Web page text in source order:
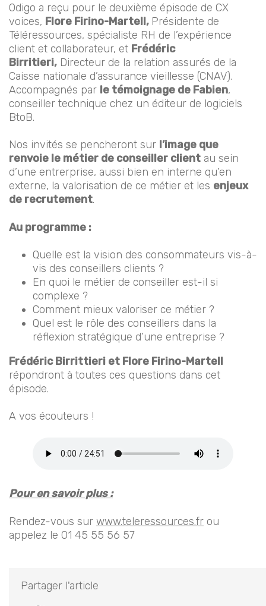
Odigo a reçu pour le deuxième épisode de CX
voices, Flore Firino-Martell, Présidente de
Téléressources, spécialiste RH de l’expérience
client et collaborateur, et Frédéric
Birritieri, Directeur de la relation assurés de la
Caisse nationale d’assurance vieillesse (CNAV).
Accompagnés par le témoignage de Fabien,
conseiller technique chez un éditeur de logiciels
BtoB.
Nos invités se pencheront sur l’image que
renvoie le métier de conseiller client au sein
d’une entrerprise, aussi bien en interne qu’en
externe, la valorisation de ce métier et les enjeux
de recrutement.
Au programme :
Quelle est la vision des consommateurs vis-à-
vis des conseillers clients ?
En quoi le métier de conseiller est-il si
complexe ?
Comment mieux valoriser ce métier ?
Quel est le rôle des conseillers dans la
réflexion stratégique d’une entreprise ?
Frédéric Birrittieri et Flore Firino-Martell
répondront à toutes ces questions dans cet
épisode.
A vos écouteurs !
Pour en savoir plus :
Rendez-vous sur www.teleressources.fr ou
appelez le 01 45 55 56 57
Partager l'article